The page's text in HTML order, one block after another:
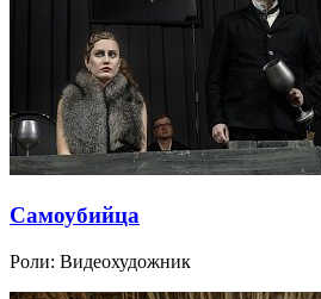
Самоубийца
Роли: Видеохудожник